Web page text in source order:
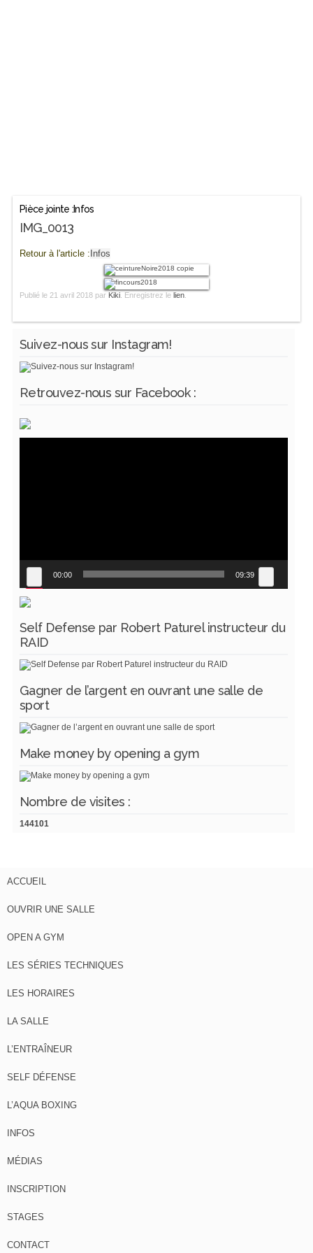
Pièce jointe :Infos
IMG_0013
Retour à l'article :Infos
Publié le 21 avril 2018 par Kiki. Enregistrez le lien.
Suivez-nous sur Instagram!
Retrouvez-nous sur Facebook :
00:00 09:39
Self Defense par Robert Paturel instructeur du
RAID
Gagner de l’argent en ouvrant une salle de
sport
Make money by opening a gym
Nombre de visites :
144101
ACCUEIL
OUVRIR UNE SALLE
OPEN A GYM
LES SÉRIES TECHNIQUES
LES HORAIRES
LA SALLE
L’ENTRAÎNEUR
SELF DÉFENSE
L’AQUA BOXING
INFOS
MÉDIAS
INSCRIPTION
STAGES
CONTACT